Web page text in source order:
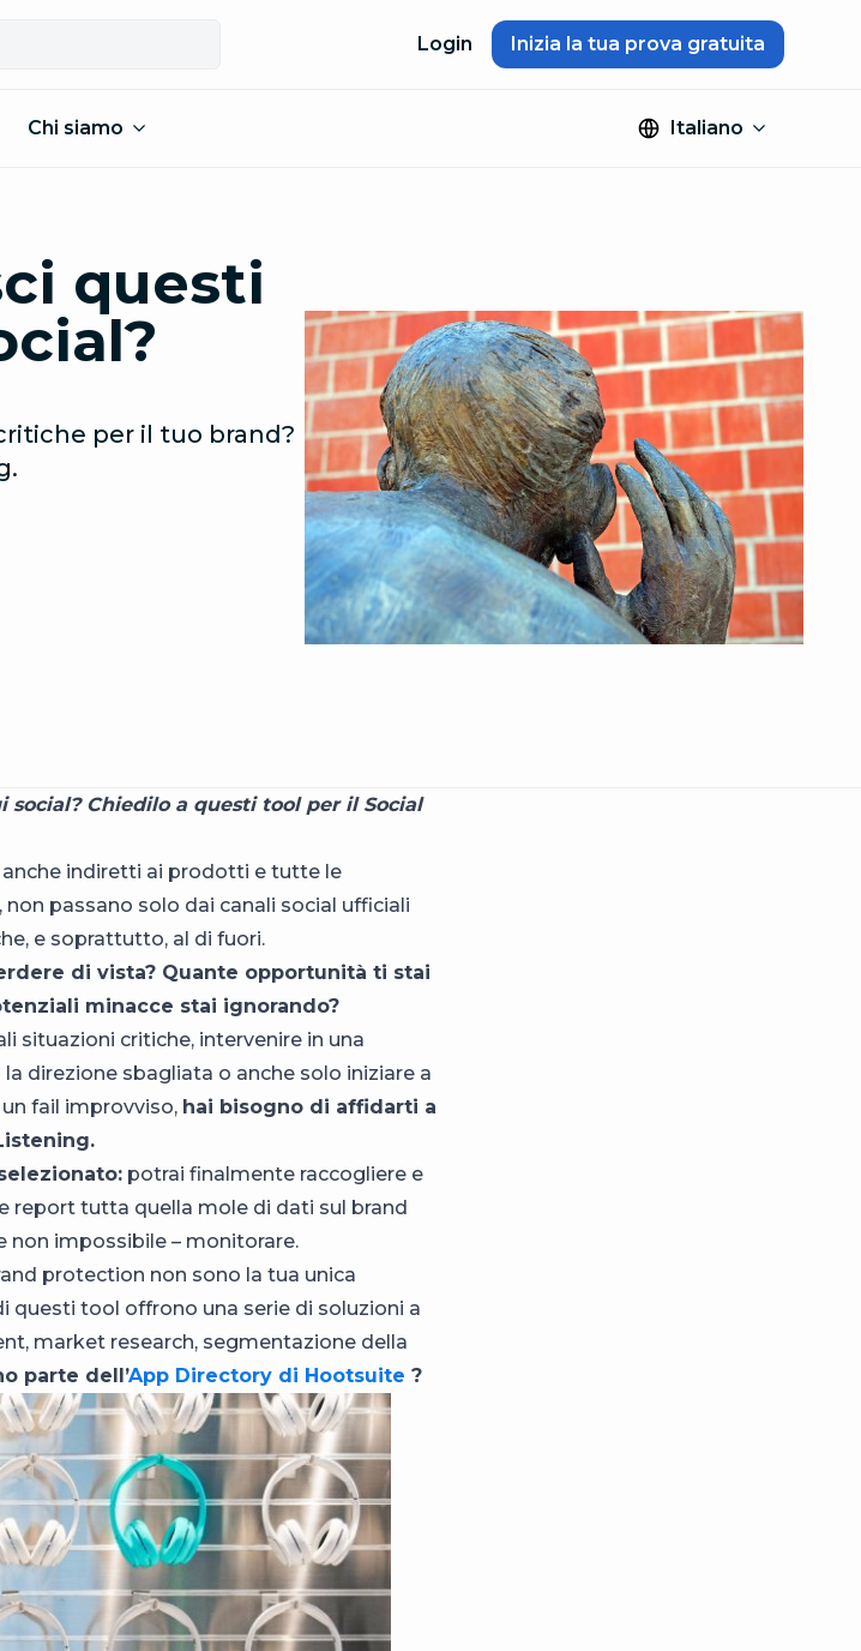
Login Inizia la tua prova gratuita
Chi siamo Italiano
questi
per il tuo brand?
social? Chiedilo a questi tool per il Social
indiretti ai prodotti e tutte le
passano solo dai canali social ufficiali
e soprattutto, al di fuori.
di vista? Quante opportunità ti stai
minacce stai ignorando?
situazioni critiche, intervenire in una
direzione sbagliata o anche solo iniziare a
fail improvviso, hai bisogno di affidarti a
potrai finalmente raccogliere e
report tutta quella mole di dati sul brand
non impossibile – monitorare.
protection non sono la tua unica
questi tool offrono una serie di soluzioni a
market research, segmentazione della
parte dell’App Directory di Hootsuite ?